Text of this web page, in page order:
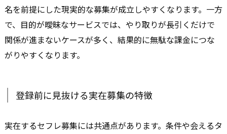
名を前提にした現実的な募集が成立しやすくなります。一方
で、目的が曖昧なサービスでは、やり取りが長引くだけで
関係が進まないケースが多く、結果的に無駄な課金につな
がりやすくなります。
登録前に見抜ける実在募集の特徴
実在するセフレ募集には共通点があります。条件や会えるタ